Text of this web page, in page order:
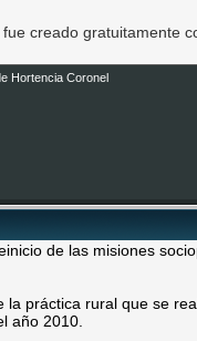
Hortencia Coronel
de las misiones
la práctica rural que se
año 2010.
creado gratuitamente